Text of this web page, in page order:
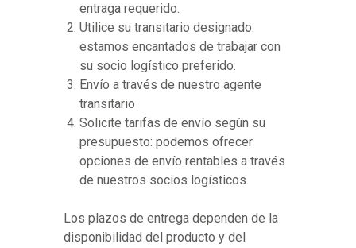
entraga requerido.
Utilice su transitario designado:
estamos encantados de trabajar con
su socio logístico preferido.
Envío a través de nuestro agente
transitario
Solicite tarifas de envío según su
presupuesto: podemos ofrecer
opciones de envío rentables a través
de nuestros socios logísticos.
Los plazos de entrega dependen de la
disponibilidad del producto y del